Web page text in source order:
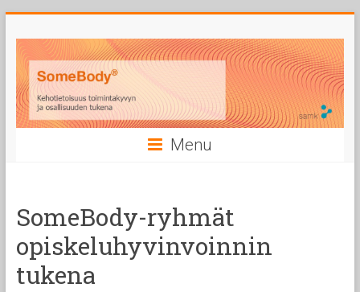
to
content
Menu
SomeBody-ryhmät
opiskeluhyvinvoinnin
tukena